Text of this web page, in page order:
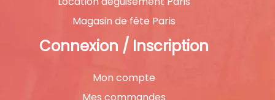
Magasin de fête Paris
Connexion / Inscription
Mon compte